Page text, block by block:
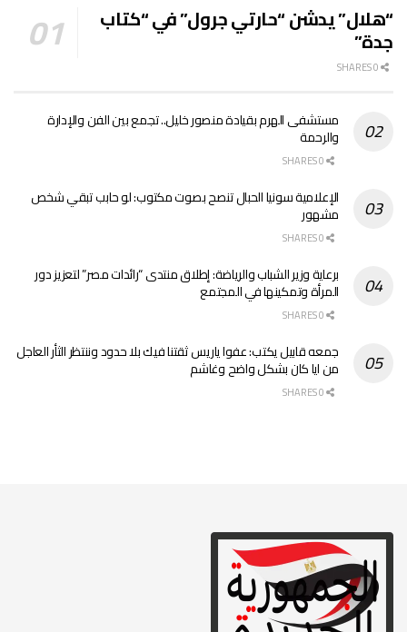
“هلال” يدشن “حارتي جرول” في “كتاب
جدة”
مستشفى الهرم بقيادة منصور خليل.. تجمع بين الفن والإدارة
والرحمة
الإعلامية سونيا الحبال تنصح بصوت مكتوب: لو حابب تبقي شخص
مشهور
برعاية وزير الشباب والرياضة: إطلاق منتدى “رائدات مصر” لتعزيز دور
المرأة وتمكينها في المجتمع
جمعه قابيل يكتب: عفوا ياريس ثقتنا فيك بلا حدود وننتظر الثأر العاجل
من ايا كان بشكل واضح وغاشم